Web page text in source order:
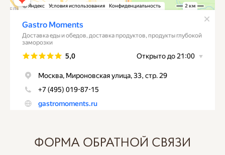
ФОРМА ОБРАТНОЙ СВЯЗИ